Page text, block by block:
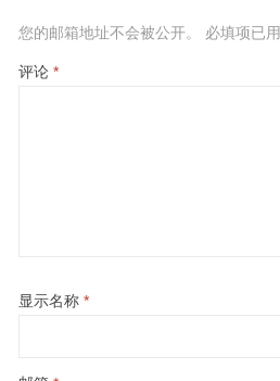
您的邮箱地址不会被公开。 必填项已用
评论 *
显示名称 *